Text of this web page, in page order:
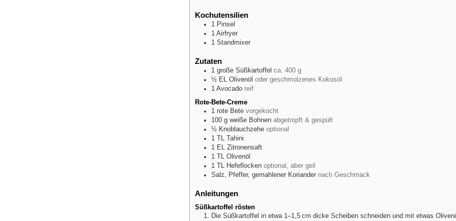
Kochutensilien
1 Pinsel
1 Airfryer
1 Standmixer
Zutaten
1 große Süßkartoffel ca. 400 g
½ EL Olivenöl oder geschmolzenes Kokosöl
1 Avocado reif
Rote-Bete-Creme
1 rote Bete vorgekocht
100 g weiße Bohnen abgetropft & gespült
½ Knoblauchzehe optional
1
TL
Tahini
1 EL Zitronensaft
1
TL Olivenöl
1
TL Hefeflocken optional, aber geil
Salz, Pfeffer, gemahlener Koriander nach Geschmack
Anleitungen
Süßkartoffel rösten
Die Süßkartoffel in etwa 1–1,5 cm dicke Scheiben schneiden und mit etwas